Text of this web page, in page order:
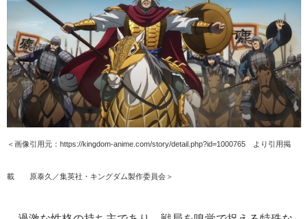
＜画像引用元：https://kingdom-anime.com/story/detail.php?id=1000765 より引用掲
載 ©原泰久／集英社・キングダム製作委員会＞